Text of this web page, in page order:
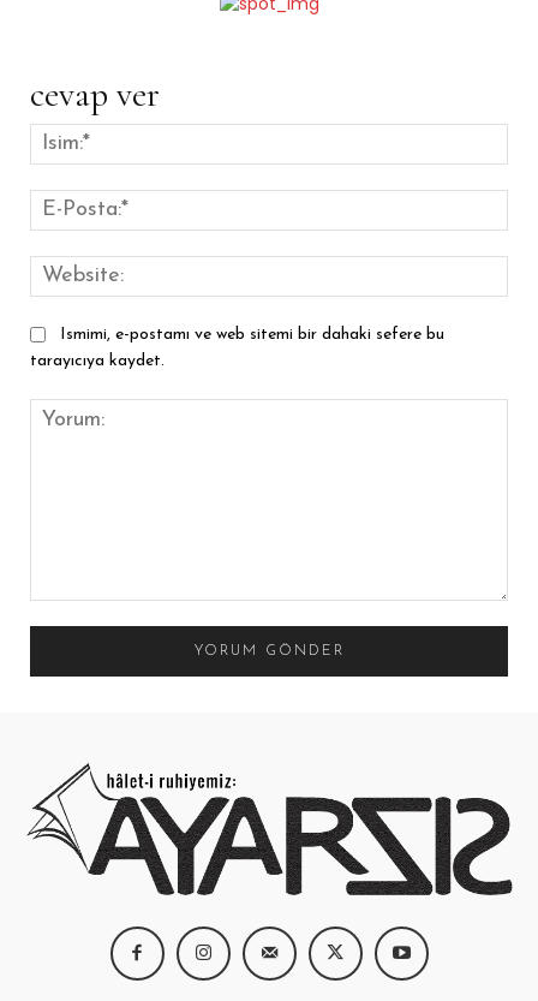
cevap ver
Ismimi, e-postamı ve web sitemi bir dahaki sefere bu
tarayıcıya kaydet.